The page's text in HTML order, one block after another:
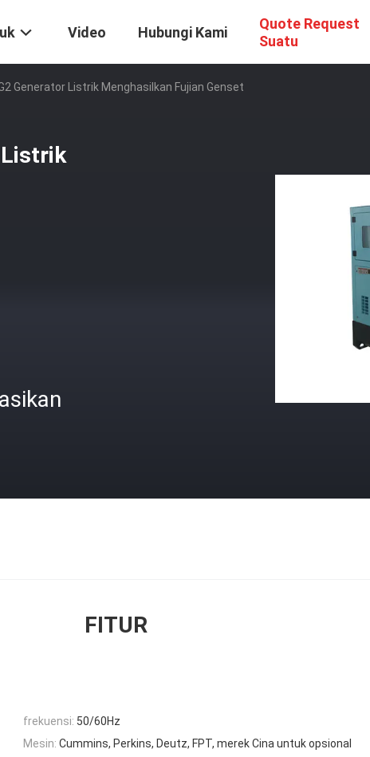
Video Hubungi Kami
Quote Request
Suatu
Generator Listrik Menghasilkan Fujian Genset
Listrik
FITUR
frekuensi: 50/60Hz
Mesin: Cummins, Perkins, Deutz, FPT, merek Cina untuk opsional